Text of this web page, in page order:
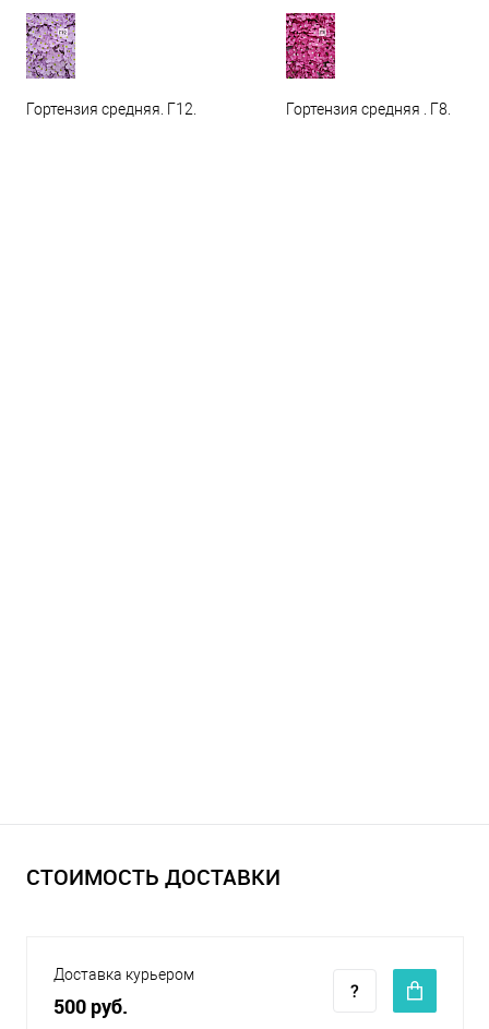
Гортензия средняя. Г12. Гортензия средняя . Г8.
СТОИМОСТЬ ДОСТАВКИ
Доставка курьером
500 руб.